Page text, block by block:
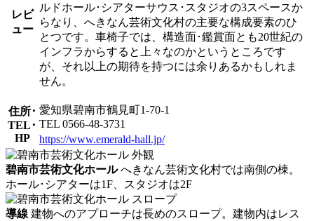
レビ
ュー
ルドホール･シアターサウス･スタジオの3スペースか
らなり、へきなん芸術文化村の主要な構成要素のひ
とつです。車椅子では、構造面･鑑賞面とも20世紀の
インフラからすると上々なのかというところです
が、それ以上の期待を持つには余りあるかもしれま
せん。
住所･
TEL･
HP
愛知県碧南市鶴見町1-70-1
TEL 0566-48-3731
https://www.emerald-hall.jp/
碧南市芸術文化ホールへきなん芸術文化村では南側の棟。
ホール･シアターは1F、スタジオは2F
導線 建物へのアプローチは長めのスロープ。建物内はレス